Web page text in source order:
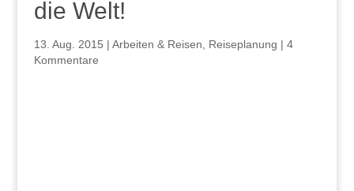
die Welt!
13. Aug. 2015 | Arbeiten & Reisen Reiseplanung | 4
Kommentare